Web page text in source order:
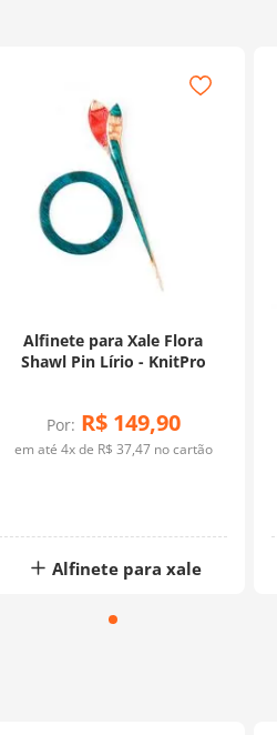
Alfinete para Xale Flora
Shawl Pin Lírio - KnitPro
Por: R$ 149,90
em até 4x de R$ 37,47no cartão
Alfinete para xale